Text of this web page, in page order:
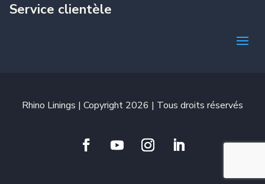
Service clientèle
Rhino Linings | Copyright 2026 | Tous droits réservés